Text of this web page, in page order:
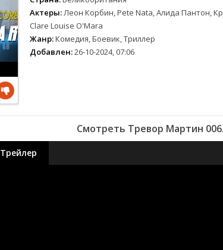
Актеры:Леон Корбин, Pete Nata, Алида Пантон,
Clare Louise O'Mara
Жанр:Комедия, Боевик, Триллер
Добавлен:26-10-2024, 07:06
Смотреть Тревор Мартин
Трейлер